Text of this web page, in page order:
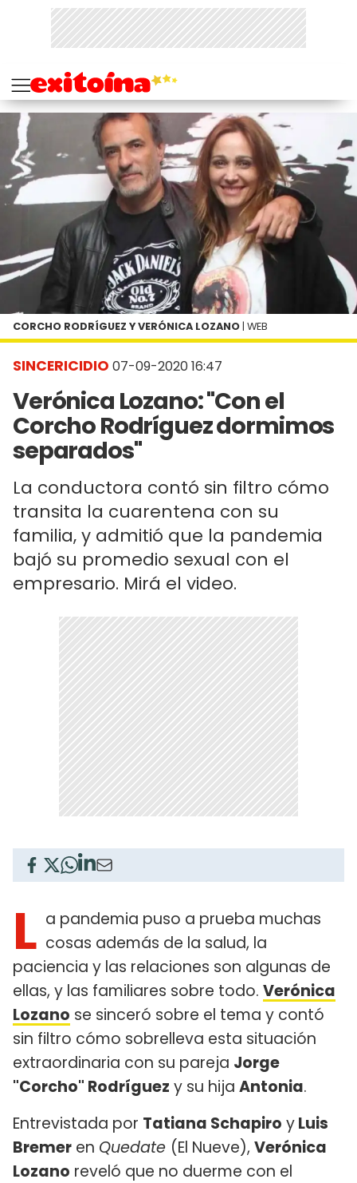
SINCERICIDIO 07-09-2020 16:47
Verónica Lozano: "Con el
Corcho Rodríguez dormimos
separados"
La conductora contó sin filtro cómo
transita la cuarentena con su
familia, y admitió que la pandemia
bajó su promedio sexual con el
empresario. Mirá el video.
CORCHO RODRÍGUEZ Y VERÓNICA LOZANO | WEB
L a pandemia puso a prueba muchas
cosas además de la salud, la
paciencia y las relaciones son algunas de
ellas, y las familiares sobre todo. Verónica
Lozano se sinceró sobre el tema y contó
sin filtro cómo sobrelleva esta situación
extraordinaria con su pareja Jorge
"Corcho" Rodríguez y su hija Antonia.
Entrevistada por Tatiana Schapiro yLuis
Bremer en Quedate (El Nueve), Verónica
Lozano reveló que no duerme con el